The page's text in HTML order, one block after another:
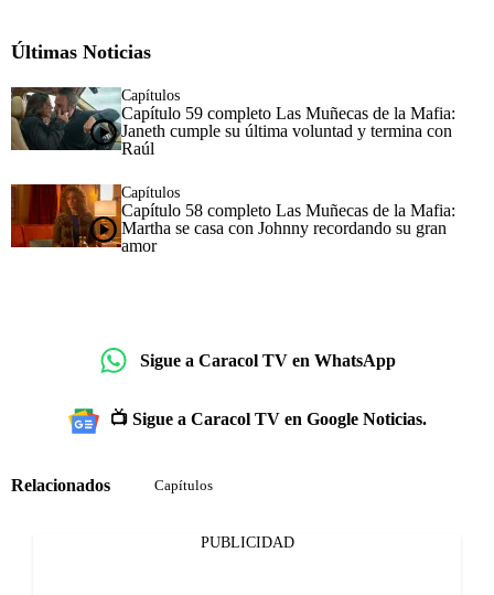
Últimas Noticias
Capítulos
Capítulo 59 completo Las Muñecas de la Mafia:
Janeth cumple su última voluntad y termina con
Raúl
Capítulos
Capítulo 58 completo Las Muñecas de la Mafia:
Martha se casa con Johnny recordando su gran
amor
Sigue a Caracol TV en WhatsApp
📺 Sigue a Caracol TV en Google Noticias.
Relacionados Capítulos
PUBLICIDAD